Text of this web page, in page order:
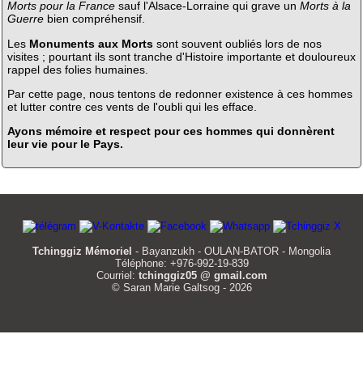
Morts pour la Francesauf l'Alsace-Lorraine qui grave un Morts à la
Guerrebien compréhensif.
Les Monuments aux Mortssont souvent oubliés lors de nos
visites ; pourtant ils sont tranche d'Histoire importante et douloureux
rappel des folies humaines.
Par cette page, nous tentons de redonner existence à ces hommes
et lutter contre ces vents de l'oubli qui les efface.
Ayons mémoire et respect pour ces hommes qui donnèrent
leur vie pour le Pays.
Tchinggiz Mémoriel - Bayanzukh - OULAN-BATOR - Mongolia
Téléphone: +976-992-19-839
Courriel: tchinggiz05 @ gmail.com
© Saran Marie Galtsog - 2026